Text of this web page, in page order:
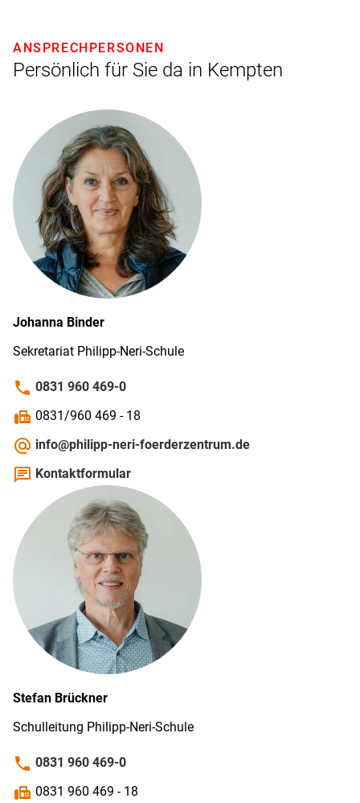
Persönlich für Sie da in Kempten
ANSPRECHPERSONEN
Johanna Binder
Sekretariat Philipp-Neri-Schule
phone 0831 960 469-0
fax 0831/960 469 - 18
alternate_email info@philipp-neri-foerderzentrum.de
chat Kontaktformular
Stefan Brückner
Schulleitung Philipp-Neri-Schule
phone 0831 960 469-0
fax 0831 960 469 - 18